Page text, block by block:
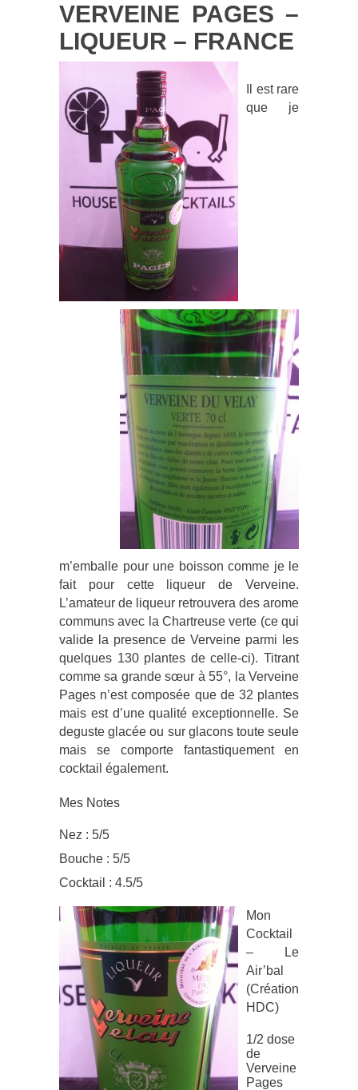
VERVEINE PAGES –
LIQUEUR – FRANCE
Il est rare
que je
m’emballe pour une boisson comme je le
fait pour cette liqueur de Verveine.
L’amateur de liqueur retrouvera des arome
communs avec la Chartreuse verte (ce qui
valide la presence de Verveine parmi les
quelques 130 plantes de celle-ci). Titrant
comme sa grande sœur à 55°, la Verveine
Pages n’est composée que de 32 plantes
mais est d’une qualité exceptionnelle. Se
deguste glacée ou sur glacons toute seule
mais se comporte fantastiquement en
cocktail également.
Mes Notes
Nez : 5/5
Bouche : 5/5
Cocktail : 4.5/5
Mon
Cocktail
– Le
Air’bal
(Création
HDC)
1/2 dose
de
Verveine
Pages